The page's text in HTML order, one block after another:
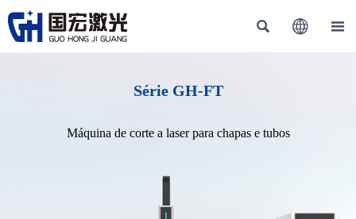
  
Série GH-FT
Máquina de corte a laser para chapas e tubos